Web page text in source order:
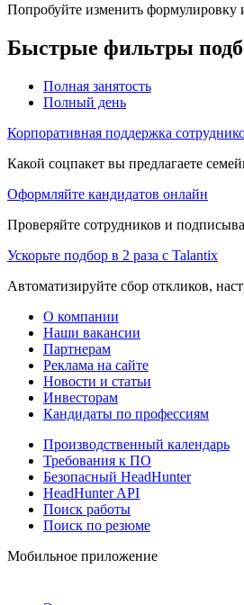
Попробуйте изменить формулировку
Быстрые фильтры
Полная занятость
Полный день
Корпоративная поддержка
Какой соцпакет вы предлагаете
Оформляйте кандидатов онлайн
Проверяйте сотрудников и
Ускорьте подбор в 2 раза с Talantix
Автоматизируйте сбор откликов,
О компании
Наши вакансии
Партнерам
Реклама на сайте
Новости и статьи
Инвесторам
Кандидаты по профессиям
Производственный календарь
Требования к ПО
Безопасный HeadHunter
HeadHunter API
Поиск работы
Поиск по резюме
Мобильное приложение